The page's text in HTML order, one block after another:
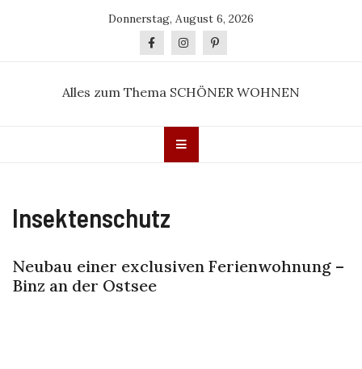
Donnerstag, August 6, 2026
Alles zum Thema SCHÖNER WOHNEN
Insektenschutz
Neubau einer exclusiven Ferienwohnung –
Binz an der Ostsee